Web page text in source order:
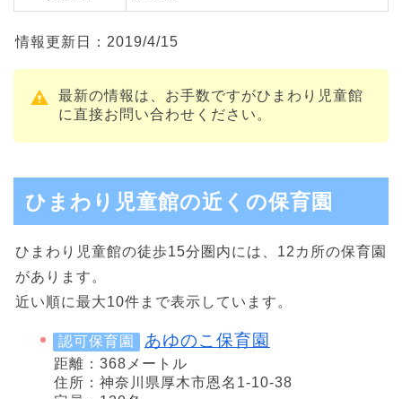
情報更新日：2019/4/15
最新の情報は、お手数ですがひまわり児童館
に直接お問い合わせください。
ひまわり児童館の近くの保育園
ひまわり児童館の徒歩15分圏内には、12カ所の保育園
があります。
近い順に最大10件まで表示しています。
認可保育園 あゆのこ保育園
距離：368メートル
住所：神奈川県厚木市恩名1-10-38